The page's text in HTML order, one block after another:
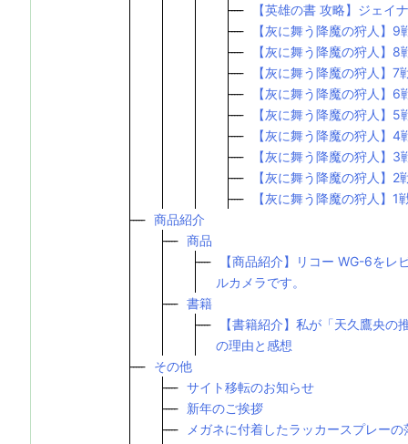
【英雄の書 攻略】ジェ
【灰に舞う降魔の狩人】
【灰に舞う降魔の狩人】
【灰に舞う降魔の狩人】
【灰に舞う降魔の狩人】
【灰に舞う降魔の狩人】
【灰に舞う降魔の狩人】
【灰に舞う降魔の狩人】
【灰に舞う降魔の狩人】
【灰に舞う降魔の狩人】
商品紹介
商品
【商品紹介】リコー WG-6を
ルカメラです。
書籍
【書籍紹介】私が「天久鷹央
の理由と感想
その他
サイト移転のお知らせ
新年のご挨拶
メガネに付着したラッカースプレーの